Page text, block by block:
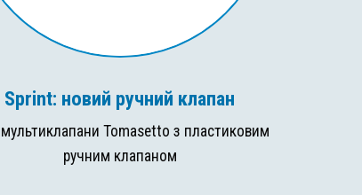
Sprint: новий ручний клапан
мультиклапани Tomasetto з пластиковим
ручним клапаном